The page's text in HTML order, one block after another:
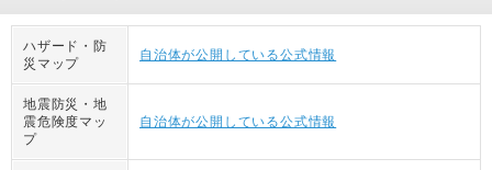
ハザード・防
災マップ
自治体が公開している公式情報
地震防災・地
震危険度マッ
プ
自治体が公開している公式情報